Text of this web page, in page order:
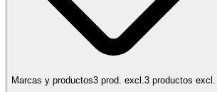
Marcas y productos3 prod. excl. 3 productos excl.